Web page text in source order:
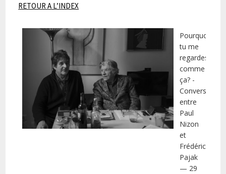
RETOUR A L’INDEX
Pourquoi
tu me
regardes
comme
ça? -
Conversation
entre
Paul
Nizon
et
Frédéric
Pajak
— 29